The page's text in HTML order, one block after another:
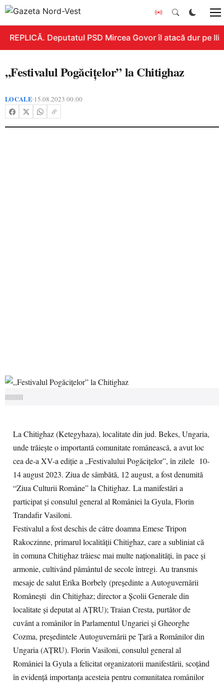
REPLICĂ. Deputatul PSD Mircea Govor îl atacă dur pe
,,Festivalul Pogăcițelor” la Chitighaz
LOCALE•15.08.2023 00:00
||||||||||||
La Chitighaz (Ketegyhaza), localitate din jud. Bekes, Ungaria,
unde trăieşte o importantă comunitate românească, a avut loc
cea de-a XV-a ediţie a „Festivalului Pogăciţelor”, în zilele 10-
14 august 2023. Ziua de sâmbătă, 12 august, a fost denumită
“Ziua Culturii Române” la Chitighaz. La manifestări a
participat şi consulul general al României la Gyula, Florin
Trandafir Vasiloni.
Festivalul a fost deschis de către doamna Emese Tripon
Rakoczinne, primarul localităţii Chitighaz, care a subliniat că
în comuna Chitighaz trăiesc mai multe naționalități, în pace și
armonie, cultivând pământul de secole întregi. Au transmis
mesaje de salut Erika Borbely (președinte a Autoguvernării
Românești din Chitighaz; director a Școlii Generale din
localitate și deputat al AȚRU); Traian Cresta, purtător de
cuvânt a românilor în Parlamentul Ungariei și Gheorghe
Cozma, președintele Autoguvernării pe Ţară a Românilor din
Ungaria (AŢRU). Florin Vasiloni, consulul general al
României la Gyula a felicitat organizatorii manifestării, scoțând
în evidență importanța acesteia pentru comunitatea românilor